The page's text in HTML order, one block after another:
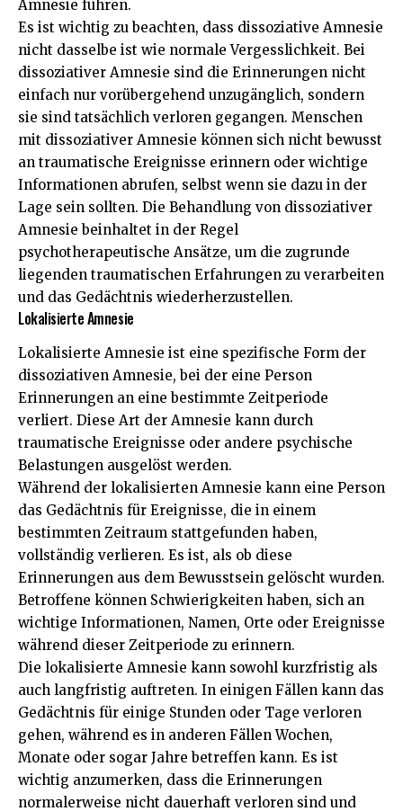
Amnesie führen.
Es ist wichtig zu beachten, dass dissoziative Amnesie
nicht dasselbe ist wie normale Vergesslichkeit. Bei
dissoziativer Amnesie sind die Erinnerungen nicht
einfach nur vorübergehend unzugänglich, sondern
sie sind tatsächlich verloren gegangen. Menschen
mit dissoziativer Amnesie können sich nicht bewusst
an traumatische Ereignisse erinnern oder wichtige
Informationen abrufen, selbst wenn sie dazu in der
Lage sein sollten. Die Behandlung von dissoziativer
Amnesie beinhaltet in der Regel
psychotherapeutische Ansätze, um die zugrunde
liegenden traumatischen Erfahrungen zu verarbeiten
und das Gedächtnis wiederherzustellen.
Lokalisierte Amnesie
Lokalisierte Amnesie ist eine spezifische Form der
dissoziativen Amnesie, bei der eine Person
Erinnerungen an eine bestimmte Zeitperiode
verliert. Diese Art der Amnesie kann durch
traumatische Ereignisse oder andere psychische
Belastungen ausgelöst werden.
Während der lokalisierten Amnesie kann eine Person
das Gedächtnis für Ereignisse, die in einem
bestimmten Zeitraum stattgefunden haben,
vollständig verlieren. Es ist, als ob diese
Erinnerungen aus dem Bewusstsein gelöscht wurden.
Betroffene können Schwierigkeiten haben, sich an
wichtige Informationen, Namen, Orte oder Ereignisse
während dieser Zeitperiode zu erinnern.
Die lokalisierte Amnesie kann sowohl kurzfristig als
auch langfristig auftreten. In einigen Fällen kann das
Gedächtnis für einige Stunden oder Tage verloren
gehen, während es in anderen Fällen Wochen,
Monate oder sogar Jahre betreffen kann. Es ist
wichtig anzumerken, dass die Erinnerungen
normalerweise nicht dauerhaft verloren sind und